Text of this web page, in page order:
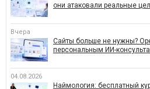
они атаковали реальные
Вчера
Сайты больше не нужны?
персональным ИИ-
04.08.2026
Наймология: бесплатный